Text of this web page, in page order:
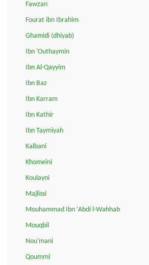
Fawzan
Fourat ibn Ibrahim
Ghamidi (dhiyab)
Ibn 'Outhaymin
Ibn Al-Qayyim
Ibn Baz
Ibn Karram
Ibn Kathir
Ibn Taymiyah
Kalbani
Khomeini
Koulayni
Majlissi
Mouhammad Ibn 'Abdi l-Wahhab
Mouqbil
Nou'mani
Qoummi